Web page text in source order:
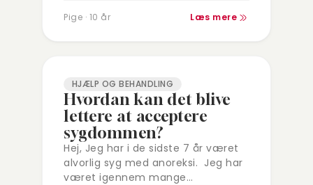
overhovedet skal spise jeg kan…
Pige · 10 år Læs mere
HJÆLP OG BEHANDLING
Hvordan kan det blive
lettere at acceptere
sygdommen?
Hej, Jeg har i de sidste 7 år været
alvorlig syg med anoreksi. Jeg har
været igennem mange